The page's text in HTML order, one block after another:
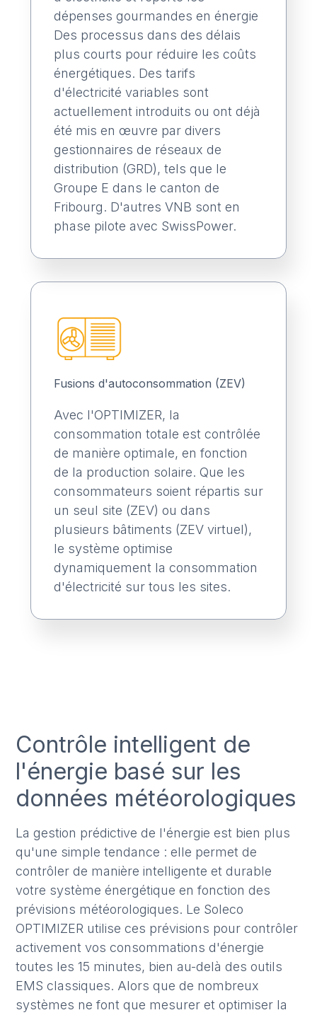
dépenses gourmandes en énergie
Des processus dans des délais
plus courts pour réduire les coûts
énergétiques. Des tarifs
d'électricité variables sont
actuellement introduits ou ont déjà
été mis en œuvre par divers
gestionnaires de réseaux de
distribution (GRD), tels que le
Groupe E dans le canton de
Fribourg. D'autres VNB sont en
phase pilote avec SwissPower.
Fusions d'autoconsommation (ZEV)
Avec l'OPTIMIZER, la
consommation totale est contrôlée
de manière optimale, en fonction
de la production solaire. Que les
consommateurs soient répartis sur
un seul site (ZEV) ou dans
plusieurs bâtiments (ZEV virtuel),
le système optimise
dynamiquement la consommation
d'électricité sur tous les sites.
Contrôle intelligent de
l'énergie basé sur les
données météorologiques
La gestion prédictive de l'énergie est bien plus
qu'une simple tendance : elle permet de
contrôler de manière intelligente et durable
votre système énergétique en fonction des
prévisions météorologiques. Le Soleco
OPTIMIZER utilise ces prévisions pour contrôler
activement vos consommations d'énergie
toutes les 15 minutes, bien au-delà des outils
EMS classiques. Alors que de nombreux
systèmes ne font que mesurer et optimiser la